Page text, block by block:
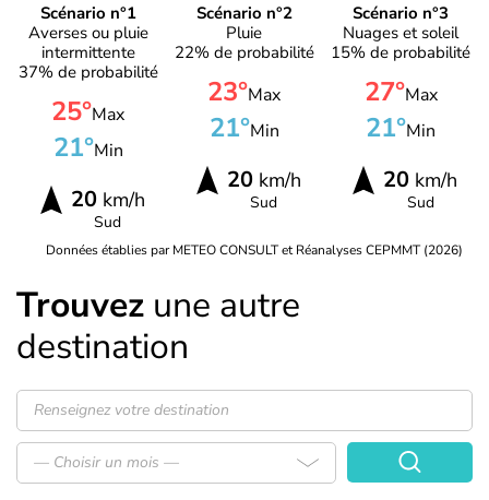
Scénario n°1
Averses ou pluie
intermittente
37% de probabilité
25°Max
21°Min
20km/h
Sud
Scénario n°2
Pluie
22% de probabilité
23°Max
21°Min
20km/h
Sud
Scénario n°3
Nuages et soleil
15% de probabilité
27°Max
21°Min
20 km/h
Sud
Données établies par METEO CONSULT et Réanalyses CEPMMT (2026)
Trouvez une autre
destination
— Choisir un mois —